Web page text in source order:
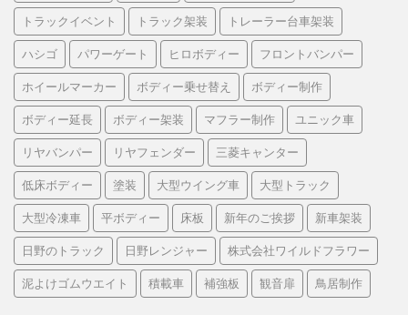
トラックイベント トラック架装 トレーラー台車架装
ハシゴ パワーゲート ヒロボディー フロントバンパー
ホイールマーカー ボディー乗せ替え ボディー制作
ボディー延長 ボディー架装 マフラー制作 ユニック車
リヤバンパー リヤフェンダー 三菱キャンター
低床ボディー 塗装 大型ウイング車 大型トラック
大型冷凍車 平ボディー 床板 新年のご挨拶 新車架装
日野のトラック 日野レンジャー 株式会社ワイルドフラワー
泥よけゴムウエイト 積載車 補強板 観音扉 鳥居制作